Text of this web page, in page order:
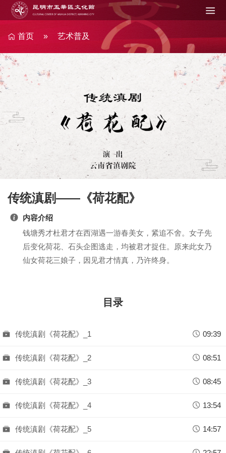
Jump to navigation
这
首页 » 艺术普及
传统滇剧——《荷花配》
内容介绍
钱塘秀才杜君才在西湖遇一游春美女，紧追不舍。女子先
后变化荷花、石头企图逃走，均被君才捉住。原来此女乃
仙女荷花三娘子，因见君才情真，乃许终身。
目录
传统滇剧《荷花配》_1 09:39
传统滇剧《荷花配》_2 08:51
传统滇剧《荷花配》_3 08:45
传统滇剧《荷花配》_4 13:54
传统滇剧《荷花配》_5 14:57